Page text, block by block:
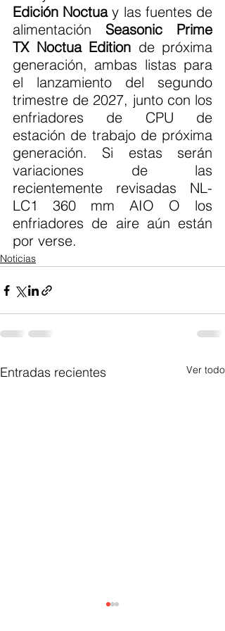
Edición Noctua y las fuentes de
alimentación Seasonic Prime
TX Noctua Edition de próxima
generación, ambas listas para
el lanzamiento del segundo
trimestre de 2027, junto con los
enfriadores de CPU de
estación de trabajo de próxima
generación. Si estas serán
variaciones de las
recientemente revisadas NL-
LC1 360 mm AIO O los
enfriadores de aire aún están
por verse.
Noticias
Entradas recientes Ver todo